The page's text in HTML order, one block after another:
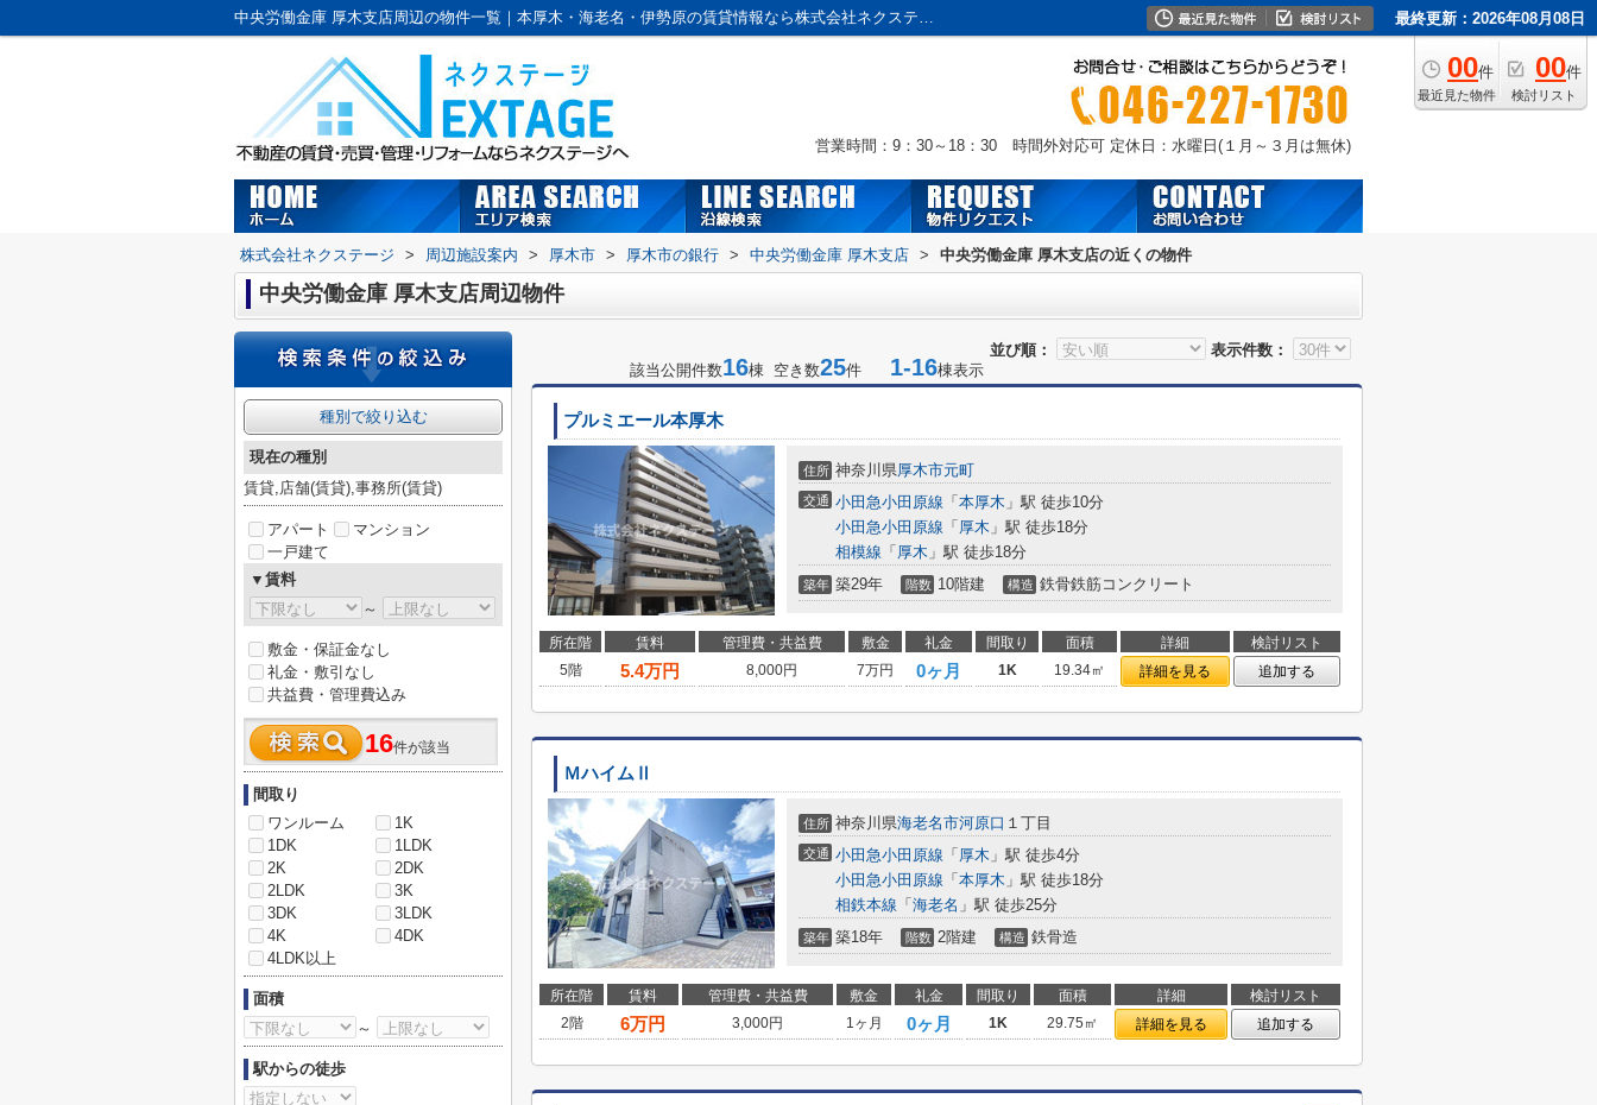
中央労働金庫 厚木支店周辺の物件一覧｜本厚木・海老名・伊勢原の賃貸情報なら株式会社ネクステージへおまかせ！ 最終更新：2026年08月08日
00件
最近見た物件
00件
検討リスト
営業時間：9：30～18：30 時間外対応可 定休日：水曜日(１月～３月は無休)
株式会社ネクステージ > 周辺施設案内 > 厚木市 > 厚木市の銀行 > 中央労働金庫 厚木支店 > 中央労働金庫 厚木支店の近くの物件
中央労働金庫 厚木支店周辺物件
並び順：
表示件数：
該当公開件数16棟 空き数25件 1-16棟表示
プルミエール本厚木
住所 神奈川県厚木市元町
交通 小田急小田原線 「 本厚木 」駅 徒歩10分
小田急小田原線 「 厚木 」駅 徒歩18分
相模線 「 厚木 」駅 徒歩18分
築年 築29年 階数 10階建 構造 鉄骨鉄筋コンクリート
所在階 賃料 管理費・共益費 敷金 礼金 間取り 面積 詳細
検討リスト
5階
5.4万円 8,000円 7万円 0ヶ月 1K 19.34㎡ 詳細を見る 追加する
ＭハイムⅡ
住所 神奈川県海老名市河原口 １丁目
交通 小田急小田原線 「 厚木 」駅 徒歩4分
小田急小田原線 「 本厚木 」駅 徒歩18分
相鉄本線 「 海老名 」駅 徒歩25分
築年 築18年 階数 2階建 構造 鉄骨造
所在階 賃料 管理費・共益費 敷金 礼金 間取り 面積 詳細
検討リスト
2階
6万円 3,000円 1ヶ月 0ヶ月 1K 29.75㎡ 詳細を見る 追加する
種別で絞り込む
現在の種別
賃貸,店舗(賃貸),事務所(賃貸)
アパート
マンション
一戸建て
▼賃料
～
敷金・保証金なし
礼金・敷引なし
共益費・管理費込み
16件が該当
間取り
ワンルーム
1K
1DK
1LDK
2K
2DK
2LDK
3K
3DK
3LDK
4K
4DK
4LDK以上
面積
～
駅からの徒歩